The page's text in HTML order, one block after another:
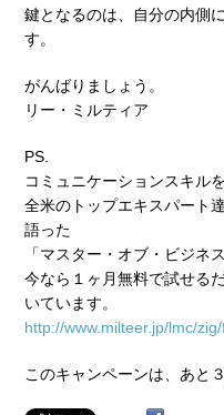
鍵となるのは、自分の内側
す。
がんばりましょう。
リー・ミルティア
PS.
コミュニケーションスキル
全米のトップエキスパート
語った
「マスター・オブ・ビジネ
今なら１ヶ月無料で試せる
いています。
http://www.milteer.jp/lmc/
このキャンペーンは、あと